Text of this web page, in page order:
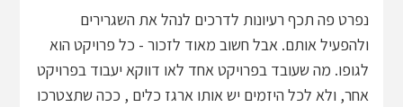
נפרט פה תכף רעיונות לדרכים לנהל את השגרירים
ולהפעיל אותם. אבל חשוב מאוד לזכור - כל פרויקט הוא
לגופו. מה שעובד בפרויקט אחד לאו דווקא יעבוד בפרויקט
אחר, ולא לכל היזמים יש אותו ארגז כלים , ככה שתצטרכו